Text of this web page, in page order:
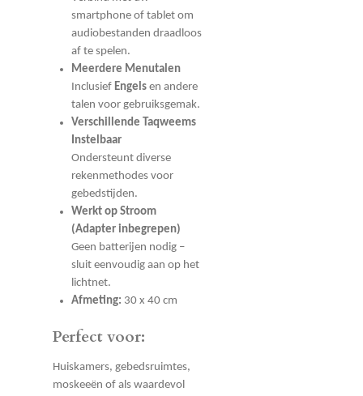
smartphone of tablet om
audiobestanden draadloos
af te spelen.
Meerdere Menutalen
Inclusief Engelsen andere
talen voor gebruiksgemak.
Verschillende Taqweems
Instelbaar
Ondersteunt diverse
rekenmethodes voor
gebedstijden.
Werkt op Stroom
(Adapter inbegrepen)
Geen batterijen nodig –
sluit eenvoudig aan op het
lichtnet.
Afmeting: 30 x 40 cm
Perfect voor:
Huiskamers, gebedsruimtes,
moskeeën of als waardevol